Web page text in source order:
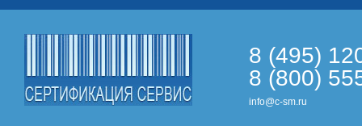
8 (495)
8 (800)
info@c-sm.ru